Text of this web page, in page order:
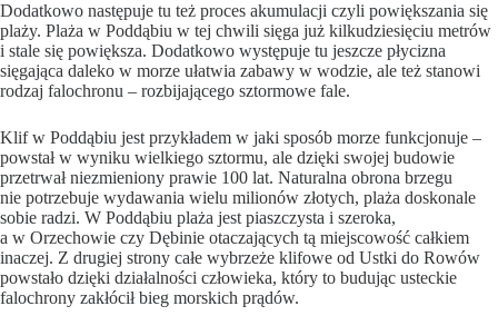
Dodatkowo następuje tu też proces akumulacji czyli powiększania się
plaży. Plaża w Poddąbiu w tej chwili sięga już kilkudziesięciu metrów
i stale się powiększa. Dodatkowo występuje tu jeszcze płycizna
sięgająca daleko w morze ułatwia zabawy w wodzie, ale też stanowi
rodzaj falochronu – rozbijającego sztormowe fale.
Klif w Poddąbiu jest przykładem w jaki sposób morze funkcjonuje –
powstał w wyniku wielkiego sztormu, ale dzięki swojej budowie
przetrwał niezmieniony prawie 100 lat. Naturalna obrona brzegu
nie potrzebuje wydawania wielu milionów złotych, plaża doskonale
sobie radzi. W Poddąbiu plaża jest piaszczysta i szeroka,
a w Orzechowie czy Dębinie otaczających tą miejscowość całkiem
inaczej. Z drugiej strony całe wybrzeże klifowe od Ustki do Rowów
powstało dzięki działalności człowieka, który to budując usteckie
falochrony zakłócił bieg morskich prądów.